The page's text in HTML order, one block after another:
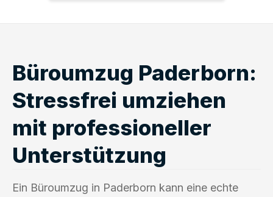
Büroumzug Paderborn:
Stressfrei umziehen
mit professioneller
Unterstützung
Ein Büroumzug in Paderborn kann eine echte